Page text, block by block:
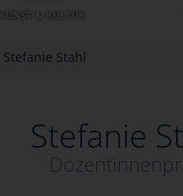
KUNST & KULTUR
Stefanie Stahl
Stefanie